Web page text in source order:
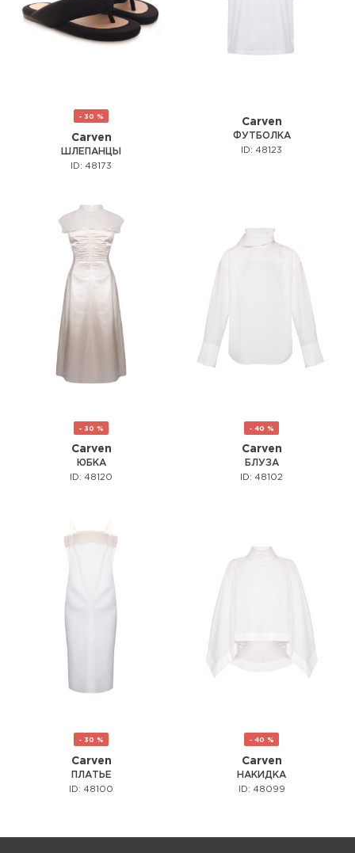
- 30 %
Carven
ШЛЕПАНЦЫ
ID: 48173
Carven
ФУТБОЛКА
ID: 48123
- 30 %
Carven
ЮБКА
ID: 48120
- 40 %
Carven
БЛУЗА
ID: 48102
- 30 %
Carven
ПЛАТЬЕ
ID: 48100
- 40 %
Carven
НАКИДКА
ID: 48099